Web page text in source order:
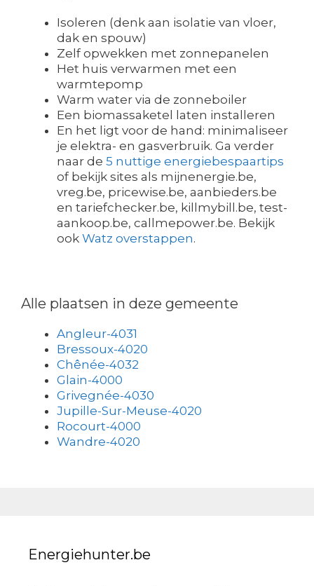
Isoleren (denk aan isolatie van vloer,
dak en spouw)
Zelf opwekken met zonnepanelen
Het huis verwarmen met een
warmtepomp
Warm water via de zonneboiler
Een biomassaketel laten installeren
En het ligt voor de hand: minimaliseer
je elektra- en gasverbruik. Ga verder
naar de 5 nuttige energiebespaartips
of bekijk sites als mijnenergie.be,
vreg.be, pricewise.be, aanbieders.be
en tariefchecker.be, killmybill.be, test-
aankoop.be, callmepower.be. Bekijk
ook Watz overstappen.
Alle plaatsen in deze gemeente
Angleur-4031
Bressoux-4020
Chênée-4032
Glain-4000
Grivegnée-4030
Jupille-Sur-Meuse-4020
Rocourt-4000
Wandre-4020
Energiehunter.be